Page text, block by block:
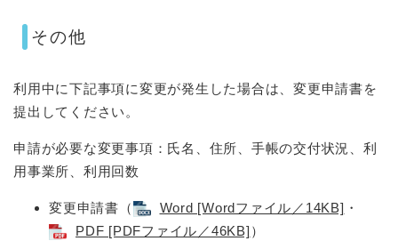
その他
利用中に下記事項に変更が発生した場合は、変更申請書を
提出してください。
申請が必要な変更事項：氏名、住所、手帳の交付状況、利
用事業所、利用回数
変更申請書（ Word [Wordファイル／14KB] ・
PDF [PDFファイル／46KB] ）